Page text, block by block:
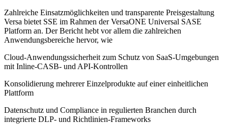
Zahlreiche Einsatzmöglichkeiten und transparente Preisgestaltung
Versa bietet SSE im Rahmen der VersaONE Universal SASE
Platform an. Der Bericht hebt vor allem die zahlreichen
Anwendungsbereiche hervor, wie
Cloud-Anwendungssicherheit zum Schutz von SaaS-Umgebungen
mit Inline-CASB- und API-Kontrollen
Konsolidierung mehrerer Einzelprodukte auf einer einheitlichen
Plattform
Datenschutz und Compliance in regulierten Branchen durch
integrierte DLP- und Richtlinien-Frameworks